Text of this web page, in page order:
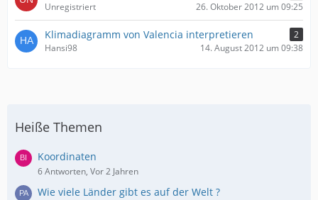
Unregistriert
26. Oktober 2012 um 09:25
Klimadiagramm von Valencia interpretieren
2
Hansi98
14. August 2012 um 09:38
Heiße Themen
Koordinaten
6 Antworten, Vor 2 Jahren
Wie viele Länder gibt es auf der Welt ?